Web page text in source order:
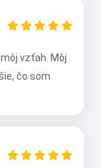
vzťah. Môj
čo som